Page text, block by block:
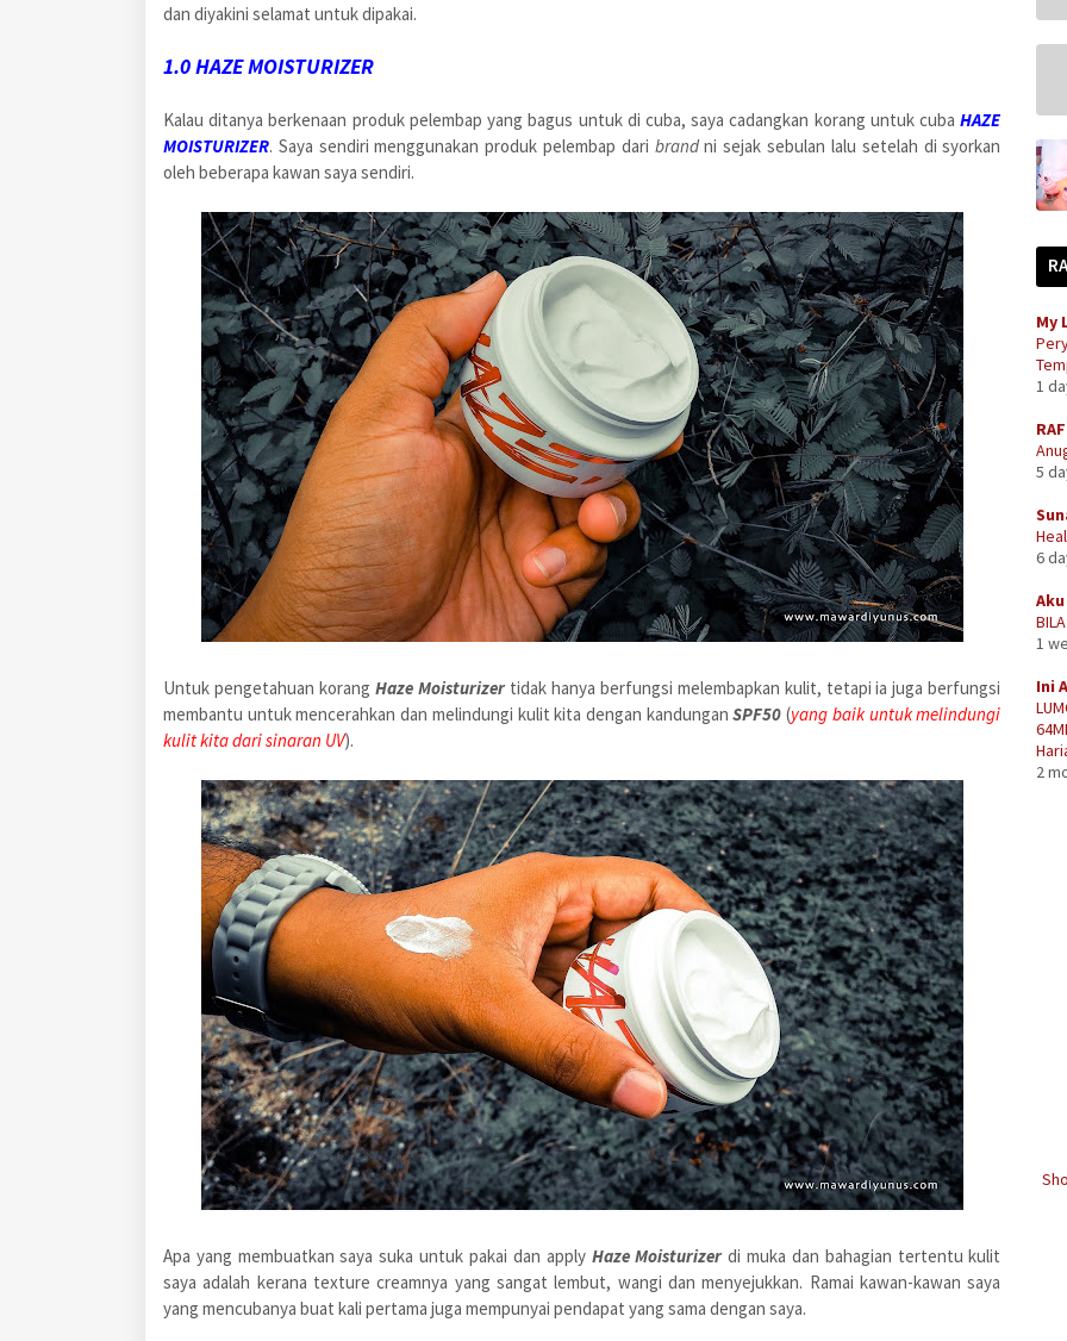
dan diyakini selamat untuk dipakai.
1.0 HAZE MOISTURIZER
Kalau ditanya berkenaan produk pelembap yang bagus untuk di cuba, saya cadangkan korang untuk cubaHAZE
MOISTURIZER. Saya sendiri menggunakan produk pelembap dari brandni sejak sebulan lalu setelah di syorkan
oleh beberapa kawan saya sendiri.
Untuk pengetahuan korang Haze Moisturizertidak hanya berfungsi melembapkan kulit, tetapi ia juga berfungsi
membantu untuk mencerahkan dan melindungi kulit kita dengan kandunganSPF50 (yang baik untuk melindungi
kulit kita dari sinaran UV).
Apa yang membuatkan saya suka untuk pakai dan apply Haze Moisturizerdi muka dan bahagian tertentu kulit
saya adalah kerana texture creamnya yang sangat lembut, wangi dan menyejukkan. Ramai kawan-kawan saya
yang mencubanya buat kali pertama juga mempunyai pendapat yang sama dengan saya.
My
1
5
6
1
Ini
2